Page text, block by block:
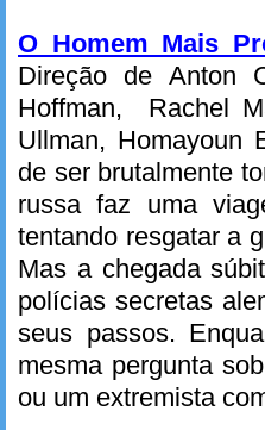
O Homem Mais
Direção de Anton
Hoffman, Rachel
Ullman, Homayoun
de ser brutalmente
russa faz uma
tentando resgatar a
Mas a chegada
polícias secretas
seus passos.
mesma pergunta
ou um extremista